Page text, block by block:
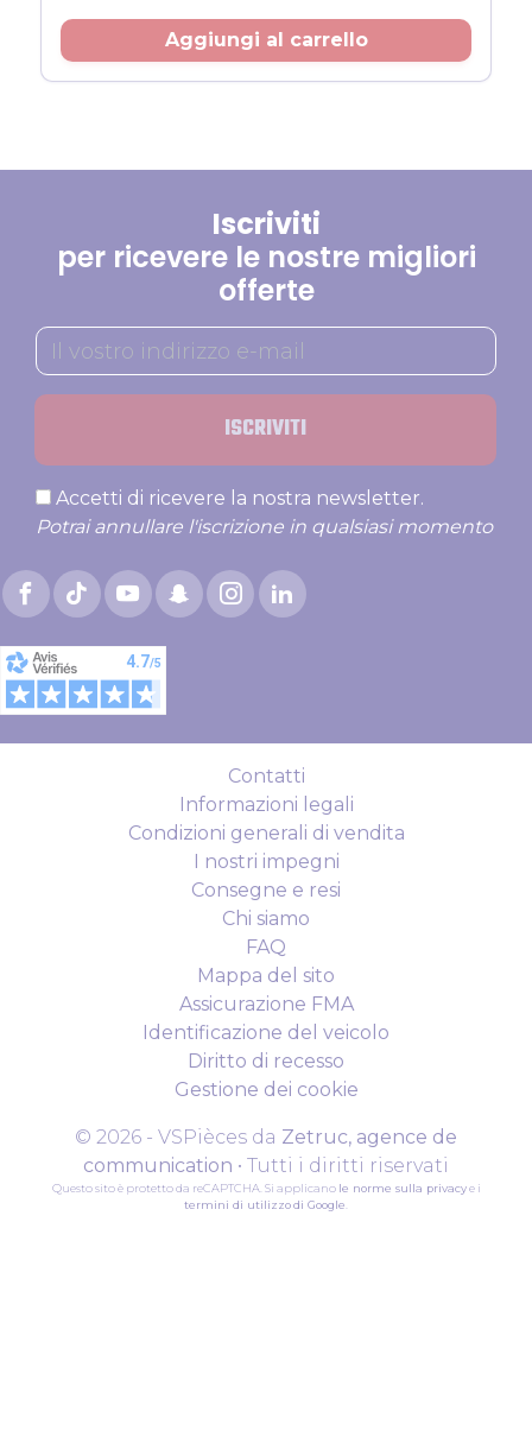
Aggiungi al carrello
Iscriviti
per ricevere le nostre migliori
offerte
ISCRIVITI
Accetti di ricevere la nostra newsletter.
Potrai annullare l'iscrizione in qualsiasi momento
Contatti
Informazioni legali
Condizioni generali di vendita
I nostri impegni
Consegne e resi
Chi siamo
FAQ
Mappa del sito
Assicurazione FMA
Identificazione del veicolo
Diritto di recesso
Gestione dei cookie
© 2026 - VSPièces da Zetruc, agence de
communication • Tutti i diritti riservati
Questo sito è protetto da reCAPTCHA. Si applicano le norme sulla privacye i
termini di utilizzodi Google